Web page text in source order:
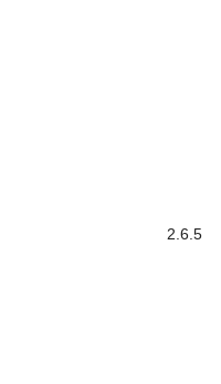
2.6.5